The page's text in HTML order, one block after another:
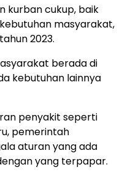
kurban cukup, baik
masyarakat,
2023.
berada di
kebutuhan lainnya
penyakit seperti
pemerintah
aturan yang ada
yang terpapar.